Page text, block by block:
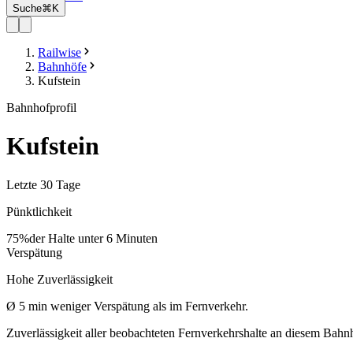
Suche⌘K
Railwise
Bahnhöfe
Kufstein
Bahnhofprofil
Kufstein
Letzte 30 Tage
Pünktlichkeit
75%der Halte unter 6 Minuten
Verspätung
Hohe Zuverlässigkeit
Ø 5 min weniger Verspätung als im Fernverkehr.
Zuverlässigkeit aller beobachteten Fernverkehrshalte an diesem